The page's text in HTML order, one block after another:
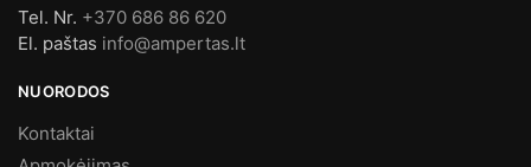
Tel. Nr. +370 686 86 620
El. paštas info@ampertas.lt
NUORODOS
Kontaktai